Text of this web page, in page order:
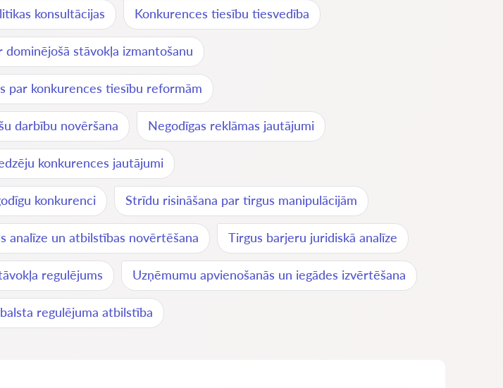
konsultācijas Konkurences tiesību tiesvedība
dominējošā stāvokļa izmantošanu
par konkurences tiesību reformām
darbību novēršana Negodīgas reklāmas jautājumi
konkurences jautājumi
konkurenci Strīdu risināšana par tirgus manipulācijām
analīze un atbilstības novērtēšana Tirgus barjeru juridiskā analīze
regulējums Uzņēmumu apvienošanās un iegādes izvērtēšana
regulējuma atbilstība